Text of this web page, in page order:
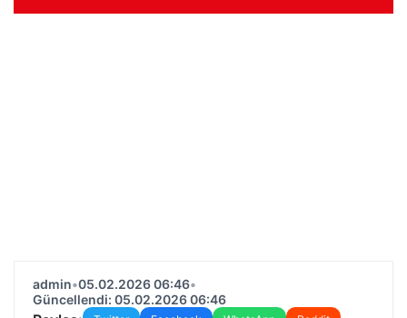
admin•05.02.2026 06:46•
Güncellendi: 05.02.2026 06:46